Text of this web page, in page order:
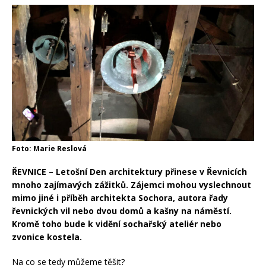
Foto: Marie Reslová
ŘEVNICE – Letošní Den architektury přinese v Řevnicích
mnoho zajímavých zážitků. Zájemci mohou vyslechnout
mimo jiné i příběh architekta Sochora, autora řady
řevnických vil nebo dvou domů a kašny na náměstí.
Kromě toho bude k vidění sochařský ateliér nebo
zvonice kostela.
Na co se tedy můžeme těšit?